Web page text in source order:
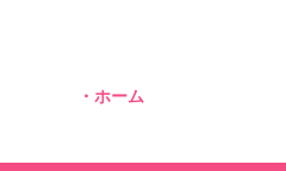
・ホーム